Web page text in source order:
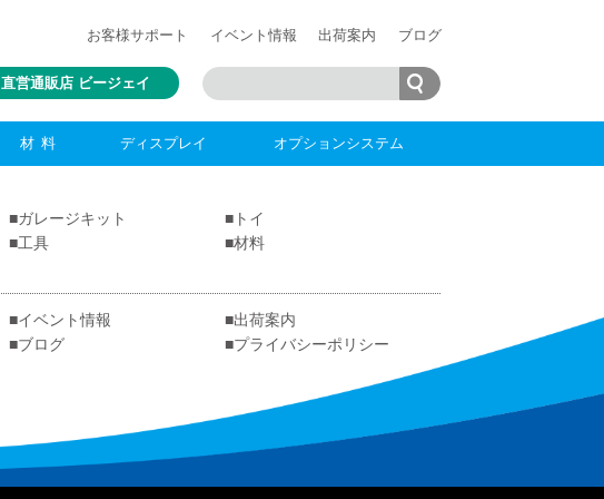
お客様サポート イベント情報 出荷案内 ブログ
直営通販店 ビージェイ
材料 ディスプレイ オプションシステム
ガレージキット
トイ
工具
材料
イベント情報
出荷案内
ブログ
プライバシーポリシー